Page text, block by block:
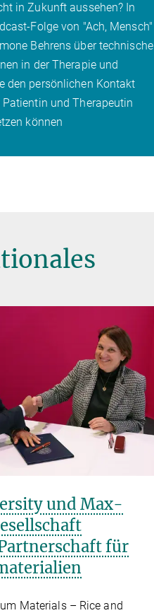
in Zukunft aussehen? In
Folge von "Ach, Mensch"
Behrens über technische
in der Therapie und
den persönlichen Kontakt
und Therapeutin
können
und Max-
für
Materials – Rice and